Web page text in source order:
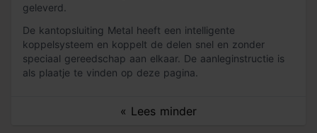
geleverd.
« Lees minder
De kantopsluiting Metal heeft een intelligente
koppelsysteem en koppelt de delen snel en zonder
speciaal gereedschap aan elkaar. De aanleginstructie is
als plaatje te vinden op deze pagina.